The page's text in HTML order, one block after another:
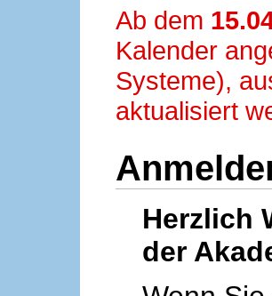
Ab dem
Kalender
Systeme),
aktualisiert
Herzlich
der